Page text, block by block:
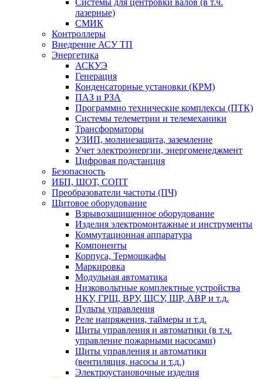
Системы для центровки валов (в т.ч.
лазерные)
СМИК
Контроллеры
Внедрение АСУ ТП
Энергетика
АСКУЭ
Генерация
Конденсаторные установки (КРМ)
ПАЗ и РЗА
Программно технические комплексы (ПТК)
Системы телеметрии и телемеханики
Трансформаторы
УЗИП, молниезащита, заземление
Учет электроэнергии, энергоменеджмент
Цифровая подстанция
Безопасность
ИБП, ШОТ, СОПТ
Преобразователи частоты (ПЧ)
Щитовое оборудование
Взрывозащищенное оборудование
Изделия электромонтажные и инструменты
Коммутационная аппаратура
Компоненты
Корпуса, Термошкафы
Маркировка
Модульная автоматика
Низковольтные комплектные устройства
НКУ, ГРЩ, ВРУ, ЩСУ, ШР, АВР и т.д.
Пульты управления
Реле напряжения, таймеры и т.д.
Щиты управления и автоматики (в т.ч.
управление пожарными насосами)
Щиты управления и автоматики
(вентиляция, насосы и т.д.)
Электроустановочные изделия